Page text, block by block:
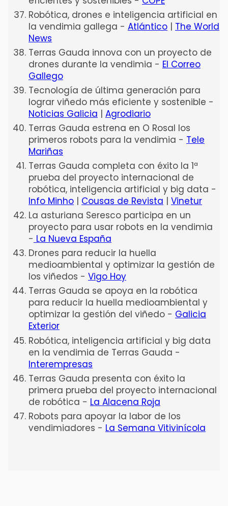
Robótica, drones e inteligencia artificial en
la vendimia gallega - Atlántico | The World
News
Terras Gauda innova con un proyecto de
drones durante la vendimia - El Correo
Gallego
Tecnología de última generación para
lograr viñedo más eficiente y sostenible -
Noticias Galicia | Agrodiario
Terras Gauda estrena en O Rosal los
primeros robots para la vendimia - Tele
Mariñas
Terras Gauda completa con éxito la 1ª
prueba del proyecto internacional de
robótica, inteligencia artificial y big data -
Info Minho | Cousas de Revista | Vinetur
La asturiana Seresco participa en un
proyecto para usar robots en la vendimia
- La Nueva España
Drones para reducir la huella
medioambiental y optimizar la gestión de
los viñedos - Vigo Hoy
Terras Gauda se apoya en la robótica
para reducir la huella medioambiental y
optimizar la gestión del viñedo - Galicia
Exterior
Robótica, inteligencia artificial y big data
en la vendimia de Terras Gauda -
Interempresas
Terras Gauda presenta con éxito la
primera prueba del proyecto internacional
de robótica - La Alacena Roja
Robots para apoyar la labor de los
vendimiadores - La Semana Vitivinícola